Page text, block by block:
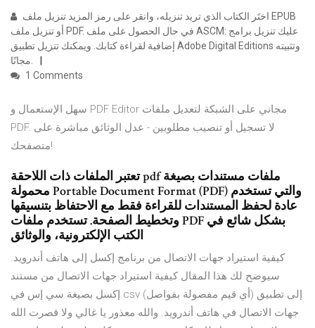
أو تنزيل ملف PDF. في حال الحصول على ملف ASCM: عليك تنزيل برامج
إضافية لقراءة كتابك. ويمكنك تنزيل تطبيق Adobe Digital Editions وتثبيته
مجانًا.
1 Comments
سهل الإستعمال و PDF Editor مجاني على الشبكة لتعديل ملفات
PDF. لا تسجيل أو تنصيب مطلوبين - عدل الوثائق مباشرة على
متصفحك!
تعتبر الملفات ذات اللاحقة pdf ملفات مستندات بصيغة
محمولة Portable Document Format (PDF) والتي تستخدم
عادة لحفظ المستندات للقراءة فقط مع الاحتفاظ بتنسيقها
وتخطيط الصفحة. تستخدم ملفات PDF بشكل شائع في
الكتب الإلكترونية، والوثائق
كيفية استيراد جهات الاتصال من برنامج إكسل إلى هاتف أندرويد.
سيوضح لك هذا المقال كيفية استيراد جهات الاتصال من مستند
إكسل بصيغة سي إس في csv (أي قيم مفصولة بفواصل) إلى تطبيق
جهات الاتصال في هاتف أندرويد. والله معذور يا غالي ولا قصرت الله